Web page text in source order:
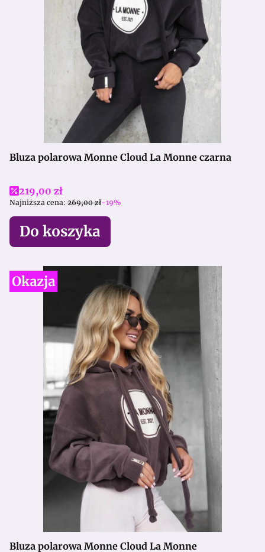
Bluza polarowa Monne Cloud La Monne czarna
Cena promocyjna
219,00 zł
Najniższa cena: 269,00 zł-19%
Do koszyka
Okazja
Bluza polarowa Monne Cloud La Monne